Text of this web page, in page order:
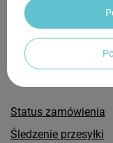
Status zamówienia
Śledzenie przesyłki